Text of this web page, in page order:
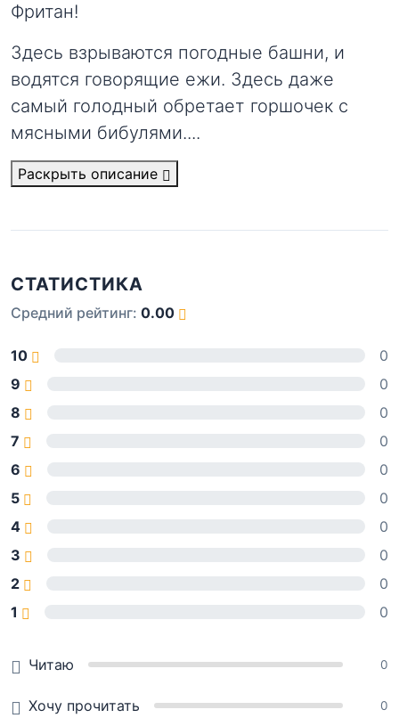
Фритан!
Здесь взрываются погодные башни, и
водятся говорящие ежи. Здесь даже
самый голодный обретает горшочек с
мясными бибулями....
Раскрыть описание
СТАТИСТИКА
Средний рейтинг: 0.00
10
0
9
0
8
0
7
0
6
0
5
0
4
0
3
0
2
0
1
0
Читаю 0
Хочу прочитать 0